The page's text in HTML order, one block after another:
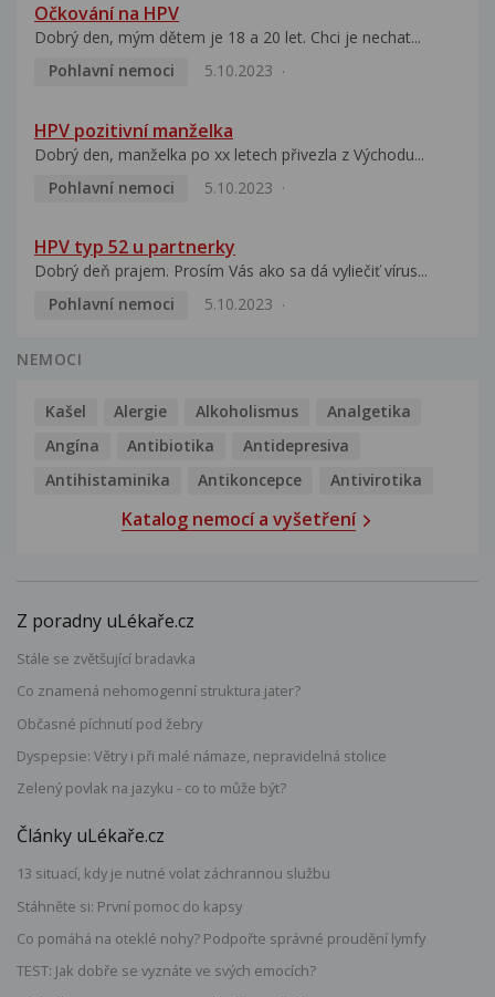
Očkování na HPV
Dobrý den, mým dětem je 18 a 20 let. Chci je nechat...
Pohlavní nemoci
5.10.2023
HPV pozitivní manželka
Dobrý den, manželka po xx letech přivezla z Východu...
Pohlavní nemoci
5.10.2023
HPV typ 52 u partnerky
Dobrý deň prajem. Prosím Vás ako sa dá vyliečiť vírus...
Pohlavní nemoci
5.10.2023
NEMOCI
Kašel Alergie Alkoholismus
Analgetika
Angína
Antibiotika
Antidepresiva
Antihistaminika
Antikoncepce Antivirotika
Katalog nemocí a vyšetření
Z poradny uLékaře.cz
Stále se zvětšující bradavka
Co znamená nehomogenní struktura jater?
Občasné píchnutí pod žebry
Dyspepsie: Větry i při malé námaze, nepravidelná stolice
Zelený povlak na jazyku - co to může být?
Články uLékaře.cz
13 situací, kdy je nutné volat záchrannou službu
Stáhněte si: První pomoc do kapsy
Co pomáhá na oteklé nohy? Podpořte správné proudění lymfy
TEST: Jak dobře se vyznáte ve svých emocích?